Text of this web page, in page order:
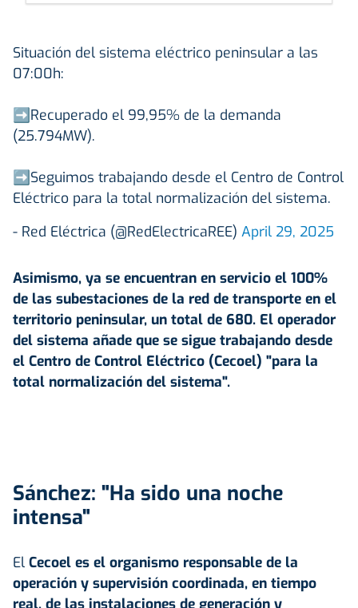
Situación del sistema eléctrico peninsular a las
07:00h:
➡️Recuperado el 99,95% de la demanda
(25.794MW).
➡️Seguimos trabajando desde el Centro de Control
Eléctrico para la total normalización del sistema.
- Red Eléctrica (@RedElectricaREE) April 29, 2025
Asimismo, ya se encuentran en servicio el 100%
de las subestaciones de la red de transporte en el
territorio peninsular, un total de 680. El operador
del sistema añade que se sigue trabajando desde
el Centro de Control Eléctrico (Cecoel) "para la
total normalización del sistema".
Sánchez: "Ha sido una noche
intensa"
El Cecoel es el organismo responsable de la
operación y supervisión coordinada, en tiempo
real, de las instalaciones de generación y